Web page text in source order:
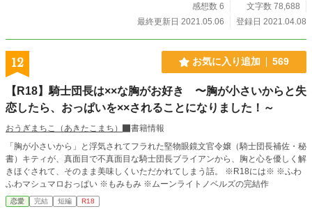
感想数 6
文字数 78,688
最終更新日 2021.05.06
登録日 2021.04.08
12 お気に入り追加 569
【R18】騎士団長は××な胸がお好き 〜胸が小さいからと失
恋したら、おっぱいを××されることになりました！～
おうぎまちこ（あきたこまち）
書籍情報
「胸が小さいから」と浮気されてフラれた堅物眼鏡文官令嬢（騎士団長補佐・秘
書）キティが、真面目で不真面目な騎士団長ブライアンから、胸と心を優しく解
きほぐされて、そのまま美味しくいただかれてしまう話。 ※R18には※ ※ふわ
ふわマシュマロおっぱい ※もみもみ ※ムーンライトノベルズの完結作
恋愛 完結 短編 R18